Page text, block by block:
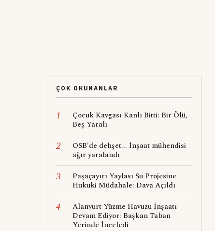
ÇOK OKUNANLAR
1
Çocuk Kavgası Kanlı Bitti: Bir Ölü,
Beş Yaralı
2
OSB'de dehşet... İnşaat mühendisi
ağır yaralandı
3
Paşaçayırı Yaylası Su Projesine
Hukuki Müdahale: Dava Açıldı
4
Alanyurt Yüzme Havuzu İnşaatı
Devam Ediyor: Başkan Taban
Yerinde İnceledi